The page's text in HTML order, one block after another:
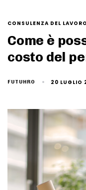
CONSULENZA DEL LAVORO
Come è
costo del
FUTUHRO 20 LUGLIO